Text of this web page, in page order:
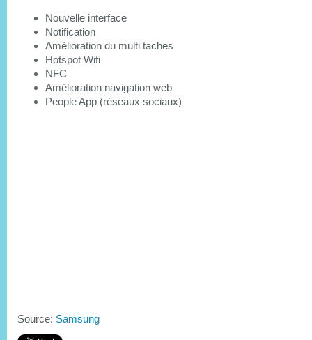
Nouvelle interface
Notification
Amélioration du multi taches
Hotspot Wifi
NFC
Amélioration navigation web
People App (réseaux sociaux)
Source: Samsung